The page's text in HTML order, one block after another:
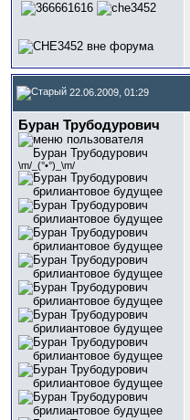
22.06.2009, 01:29
Буран Трубодурович
\m/_(°•°)_\m/